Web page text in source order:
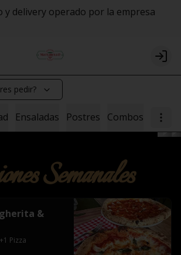
y delivery operado por la empresa
Login
pedir?
Ensaladas Postres Combos
Semanales
&
Pizza